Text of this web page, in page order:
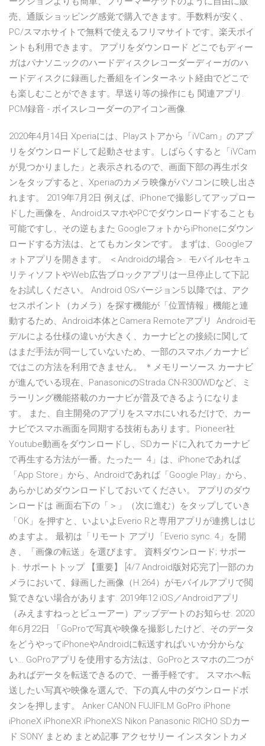
売、通販ショッピング感覚で購入できます。手数料が安く、
PC/スマホサイトで無料で使えるフリマサイトです。楽天ポイ
ントも利用できます。 アプリをダウンロード どこでもディー
ガはパナソニックのハードディスクレコーダーディーガのハ
ードディスクに録画した番組をインターネット経由でどこで
も楽しむことができます。早送り等の操作にも 関連アプリ.
PCM録音 - ボイスレコーダーのアイコン画像.
2020年4月14日 Xperiaには、Playストアから「iVCam」のアプ
リをダウンロードして起動させます。しばらくすると「iVCam
が見つかりました」と表示されるので、画面下部の再生ボタ
ンをタップすると、Xperiaのカメラ映像がパソコンに映し出さ
れます。 2019年7月2日 例えば、iPhoneで撮影してアップロー
ドした画像を、AndroidスマホやPCでダウンロードすることも
可能ですし、その逆もまた GoogleフォトからiPhoneにダウン
ロードする方法は、とてもカンタンです。 まずは、Googleフ
ォトアプリを開きます。 ＜Androidの場合＞. モバイルセキュ
リティソフトやWeb広告ブロックアプリは一旦停止して下記
をお試しください。 Android OSバージョン5 以降では、アク
セスポイント（カメラ）を探す機能が「位置情報」機能と連
動するため、Android本体とCamera Remoteアプリ Androidモ
デルによる仕様の違いが大きく、カーナビとの接続に関して
はまだ手法が同一していないため、一部のスマホ／カーナビ
ではこの方法を利用できません。 ＊メモリーソース カーナビ
が進んでいる現在、PanasonicのStrada CN-R300WDなど、ミ
ラーリング機能搭載のカーナビが普及できるようになりま
す。 また、自主開発のアプリをスマホにいれるだけで、カー
ナビでスマホ画面を同期する技術もあります。Pioneer社
Youtube動画をダウンロードし、SDカードに入れてカーナビ
で再生する方法が一番。たった一 4」は、iPhoneであれば
「App Store」から、Androidであれば「Google Play」から、
あらかじめダウンロードしておいてください。 アプリのダウ
ンロードは 画面右下の「＞」（次に進む）をタップしていき
「OK」を押すと、いよいよEverio Rと専用アプリが連携しはじ
めますよ。 最初は「リモート アプリ「Everio sync. 4」を開
き、「画像の転送」を選びます。 資料ダウンロード; サポー
ト. サポートトップ 【重要】 [4/7 Android版対応完了]一部のカ
メラにおいて、録画した画像（H.264）がモバイルアプリで閲
覧できない場合があります. 2019年12 iOS／Androidアプリ
（みえますねっとビューアー）アップデートのお知らせ. 2020
年6月22日 「GoProで写真や映像を撮影したけど、そのデータ
をどうやってiPhoneやAndroidに転送すればいいか分からな
い… GoProアプリを使用する方法は、GoProとスマホの二つが
あればデータを転送できるので、一番手軽です。 スマホへ転
送したい写真や映像を選んで、下の真ん中のダウンロードボ
タンを押します。 Anker CANON FUJIFILM GoPro iPhone
iPhoneX iPhoneXR iPhoneXS Nikon Panasonic RICHO SDカー
ド SONY まとめ まとめ記事 アクセサリー インスタントカメ